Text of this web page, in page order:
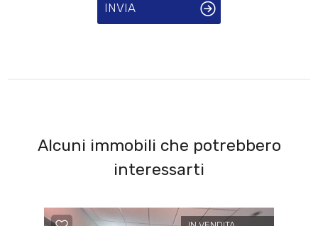
INVIA
Alcuni immobili che potrebbero
interessarti